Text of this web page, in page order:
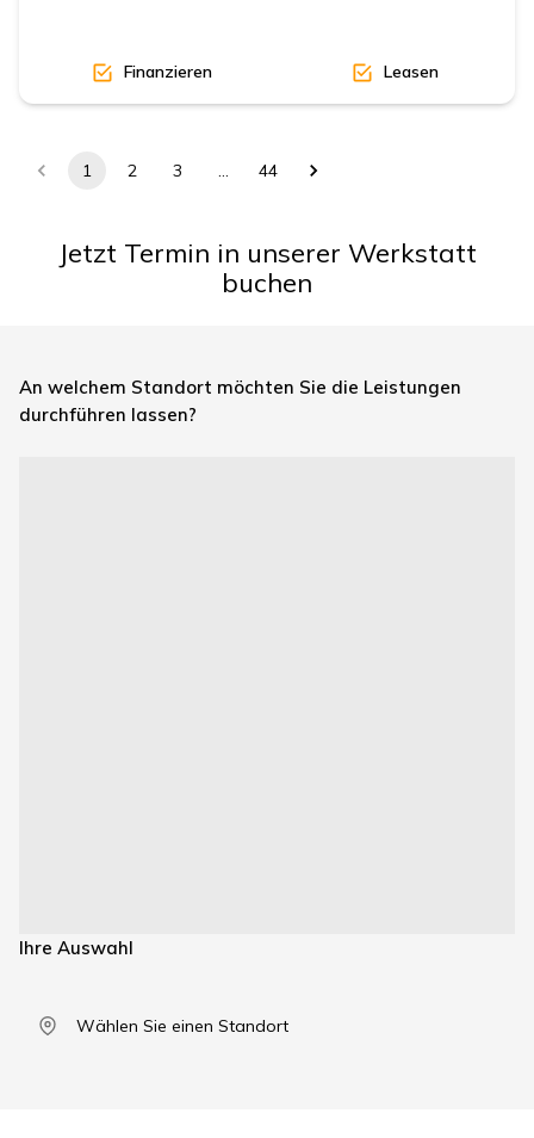
Finanzieren Leasen
1 2 3 … 44
Jetzt Termin in unserer Werkstatt
buchen
An welchem Standort möchten Sie die Leistungen
durchführen lassen?
Ihre Auswahl
Wählen Sie einen Standort